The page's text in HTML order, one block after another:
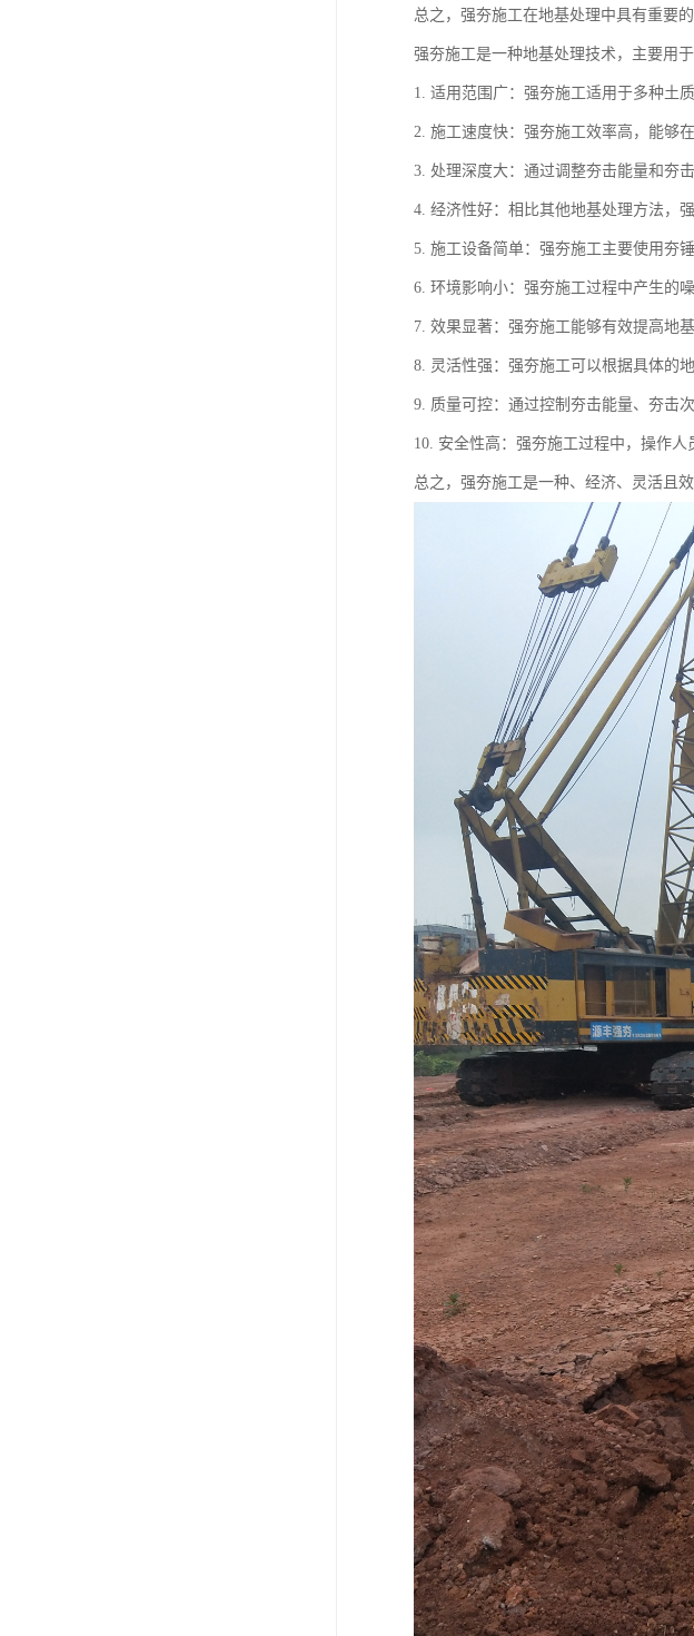
总之，强夯施工在地基处理中具有重要
强夯施工是一种地基处理技术，主要用
1. 适用范围广：强夯施工适用于多种土
2. 施工速度快：强夯施工效率高，能够
3. 处理深度大：通过调整夯击能量和夯
4. 经济性好：相比其他地基处理方法，
5. 施工设备简单：强夯施工主要使用夯
6. 环境影响小：强夯施工过程中产生的
7. 效果显著：强夯施工能够有效提高地
8. 灵活性强：强夯施工可以根据具体的
9. 质量可控：通过控制夯击能量、夯击
10. 安全性高：强夯施工过程中，操作人
总之，强夯施工是一种、经济、灵活且